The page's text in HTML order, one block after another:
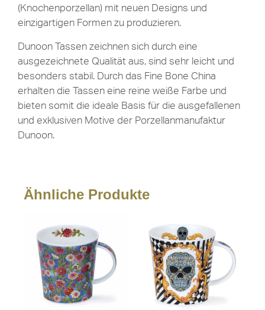
(Knochenporzellan) mit neuen Designs und
einzigartigen Formen zu produzieren.
Dunoon Tassen zeichnen sich durch eine
ausgezeichnete Qualität aus, sind sehr leicht und
besonders stabil. Durch das Fine Bone China
erhalten die Tassen eine reine weiße Farbe und
bieten somit die ideale Basis für die ausgefallenen
und exklusiven Motive der Porzellanmanufaktur
Dunoon.
Ähnliche Produkte